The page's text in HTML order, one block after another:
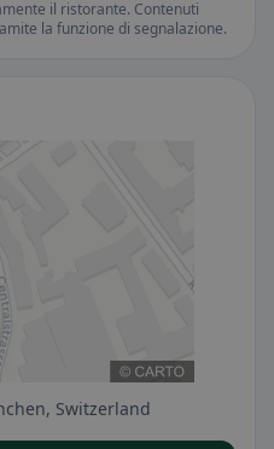
il ristorante. Contenuti
la funzione di segnalazione.
Switzerland